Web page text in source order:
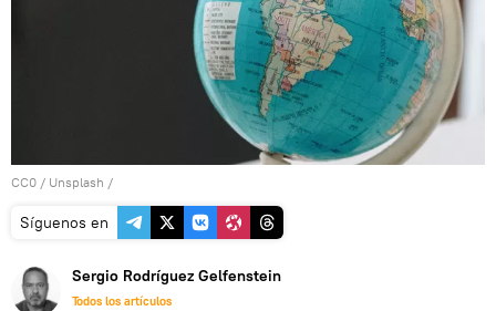
CC0 / Unsplash /
Síguenos en
Sergio Rodríguez Gelfenstein
Todos los artículos